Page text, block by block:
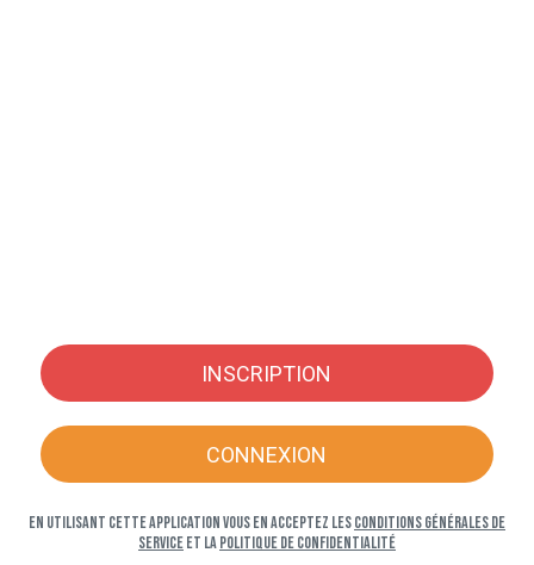
INSCRIPTION
CONNEXION
En utilisant cette application vous en acceptez lesConditions générales de
serviceet laPolitique de confidentialité